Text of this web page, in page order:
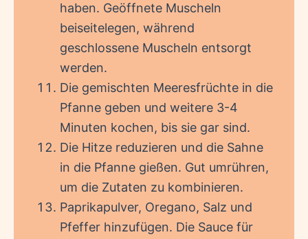
haben. Geöffnete Muscheln
beiseitelegen, während
geschlossene Muscheln entsorgt
werden.
Die gemischten Meeresfrüchte in die
Pfanne geben und weitere 3-4
Minuten kochen, bis sie gar sind.
Die Hitze reduzieren und die Sahne
in die Pfanne gießen. Gut umrühren,
um die Zutaten zu kombinieren.
Paprikapulver, Oregano, Salz und
Pfeffer hinzufügen. Die Sauce für